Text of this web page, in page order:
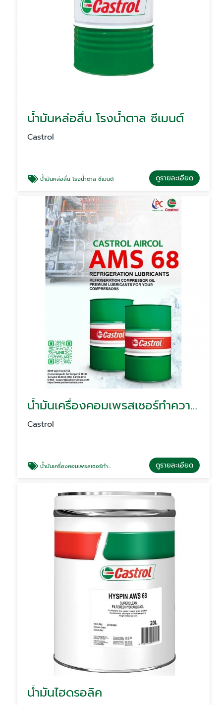
น้ำมันหล่อลื่น โรงน้ำตาล ซีเมนต์
Castrol
น้ำมันหล่อลื่น โรงน้ำตาล ซีเมนต์ ดูรายละเอียด
น้ำมันเครื่องคอมเพรสเซอร์ทำความเย็น Castrol Aircol AMS 68
Castrol
น้ำมันเครื่องคอมเพรสเซอร์ทำความเย็น Castrol Aircol AMS 68 ดูรายละเอียด
น้ำมันไฮดรอลิค